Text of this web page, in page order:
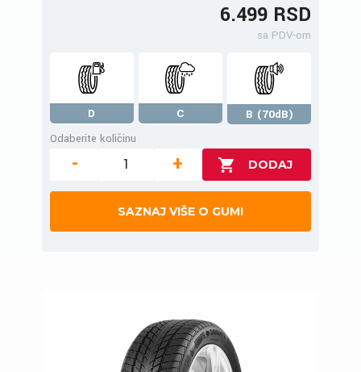
6.499 RSD
sa PDV-om
D C
B (70dB)
Odaberite količinu
- +
SAZNAJ VIŠE O GUMI